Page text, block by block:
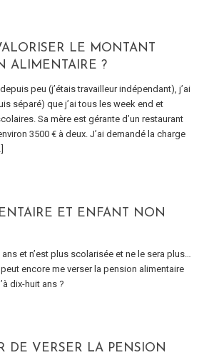
LE MONTANT
ALIMENTAIRE ?
peu (j’étais travailleur indépendant), j’ai
séparé) que j’ai tous les week end et
Sa mère est gérante d’un restaurant
3500 € à deux. J’ai demandé la charge
ET ENFANT NON
et n’est plus scolarisée et ne le sera plus…
encore me verser la pension alimentaire
dix-huit ans ?
DE VERSER LA PENSION